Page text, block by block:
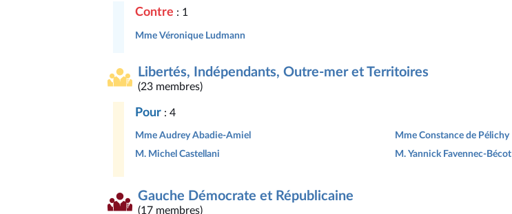
Contre : 1
Mme Véronique Ludmann
Libertés, Indépendants, Outre-mer et Territoires
(23 membres)
Pour : 4
Mme Audrey Abadie-Amiel
M. Michel Castellani
Mme Constance de Pélichy
M. Yannick Favennec-Bécot
Gauche Démocrate et Républicaine
(17 membres)